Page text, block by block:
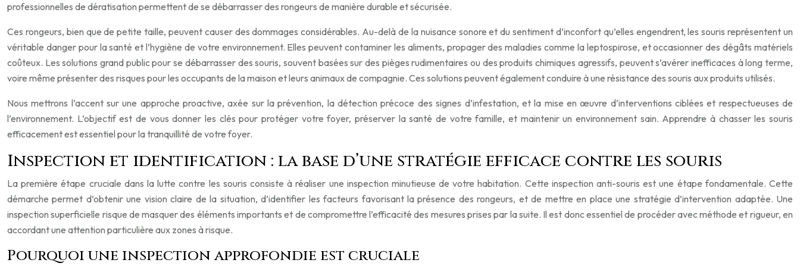
professionnelles de dératisation permettent de se débarrasser des rongeurs de manière durable et sécurisée.
Ces rongeurs, bien que de petite taille, peuvent causer des dommages considérables. Au-delà de la nuisance sonore et du sentiment d’inconfort qu’elles engendrent, les souris représentent un
véritable danger pour la santé et l’hygiène de votre environnement. Elles peuvent contaminer les aliments, propager des maladies comme la leptospirose, et occasionner des dégâts matériels
coûteux. Les solutions grand public pour se débarrasser des souris, souvent basées sur des pièges rudimentaires ou des produits chimiques agressifs, peuvent s’avérer inefficaces à long terme,
voire même présenter des risques pour les occupants de la maison et leurs animaux de compagnie. Ces solutions peuvent également conduire à une résistance des souris aux produits utilisés.
Nous mettrons l’accent sur une approche proactive, axée sur la prévention, la détection précoce des signes d’infestation, et la mise en œuvre d’interventions ciblées et respectueuses de
l’environnement. L’objectif est de vous donner les clés pour protéger votre foyer, préserver la santé de votre famille, et maintenir un environnement sain. Apprendre à chasser les souris
efficacement est essentiel pour la tranquillité de votre foyer.
Inspection et identification : la base d’une stratégie efficace contre les souris
La première étape cruciale dans la lutte contre les souris consiste à réaliser une inspection minutieuse de votre habitation. Cette inspection anti-souris est une étape fondamentale. Cette
démarche permet d’obtenir une vision claire de la situation, d’identifier les facteurs favorisant la présence des rongeurs, et de mettre en place une stratégie d’intervention adaptée. Une
inspection superficielle risque de masquer des éléments importants et de compromettre l’efficacité des mesures prises par la suite. Il est donc essentiel de procéder avec méthode et rigueur, en
accordant une attention particulière aux zones à risque.
Pourquoi une inspection approfondie est cruciale